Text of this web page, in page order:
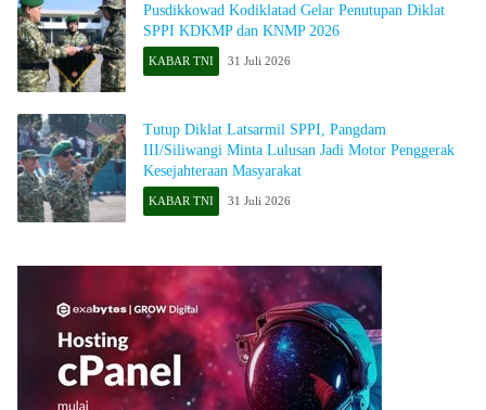
Pusdikkowad Kodiklatad Gelar Penutupan Diklat
SPPI KDKMP dan KNMP 2026
KABAR TNI 31 Juli 2026
Tutup Diklat Latsarmil SPPI, Pangdam
III/Siliwangi Minta Lulusan Jadi Motor Penggerak
Kesejahteraan Masyarakat
KABAR TNI 31 Juli 2026